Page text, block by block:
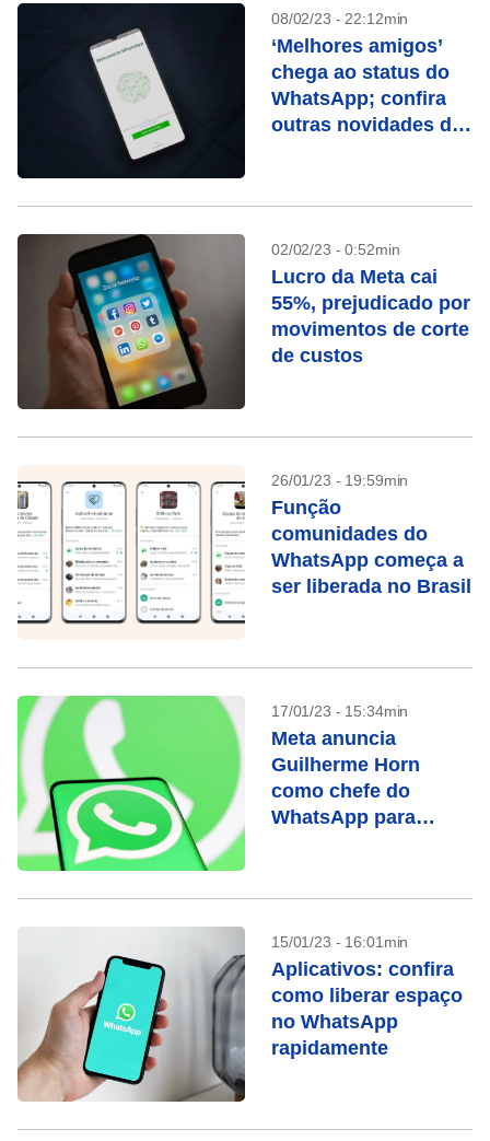
08/02/23 - 22:12min
‘Melhores amigos’
chega ao status do
WhatsApp; confira
outras novidades do
02/02/23 - 0:52min
Lucro da Meta cai
55%, prejudicado por
movimentos de corte
de custos
26/01/23 - 19:59min
Função
comunidades do
WhatsApp começa a
ser liberada no Brasil
17/01/23 - 15:34min
Meta anuncia
Guilherme Horn
como chefe do
WhatsApp para
15/01/23 - 16:01min
Aplicativos: confira
como liberar espaço
no WhatsApp
rapidamente